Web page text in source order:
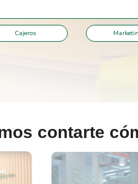
Cajeros
contarte